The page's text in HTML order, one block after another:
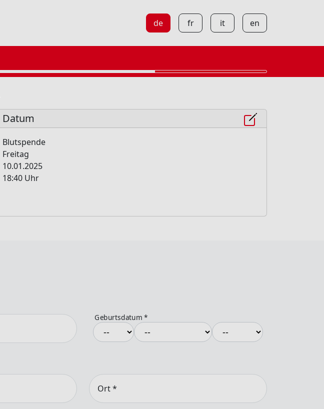
de fr it en
Datum
Blutspende
Freitag
10.01.2025
18:40 Uhr
Geburtsdatum*
Ort*